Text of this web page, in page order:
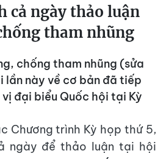
cả ngày thảo luận
tham nhũng
chống tham nhũng (sửa
lần này về cơ bản đã tiếp
đại biểu Quốc hội tại Kỳ
Chương trình Kỳ họp thứ 5,
ngày để thảo luận tại hội